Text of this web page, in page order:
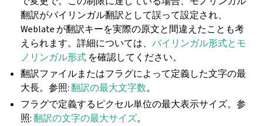
翻訳がバイリンガル翻訳として誤って設定され、
Weblate が翻訳キーを実際の原文と間違えたことも考
えられます。詳細については、バイリンガル形式とモ
ノリンガル形式 を確認してください。
翻訳ファイルまたはフラグによって定義した文字の最
大長。参照:翻訳の最大文字数。
フラグで定義するピクセル単位の最大表示サイズ。参
照:翻訳の文字の最大サイズ。